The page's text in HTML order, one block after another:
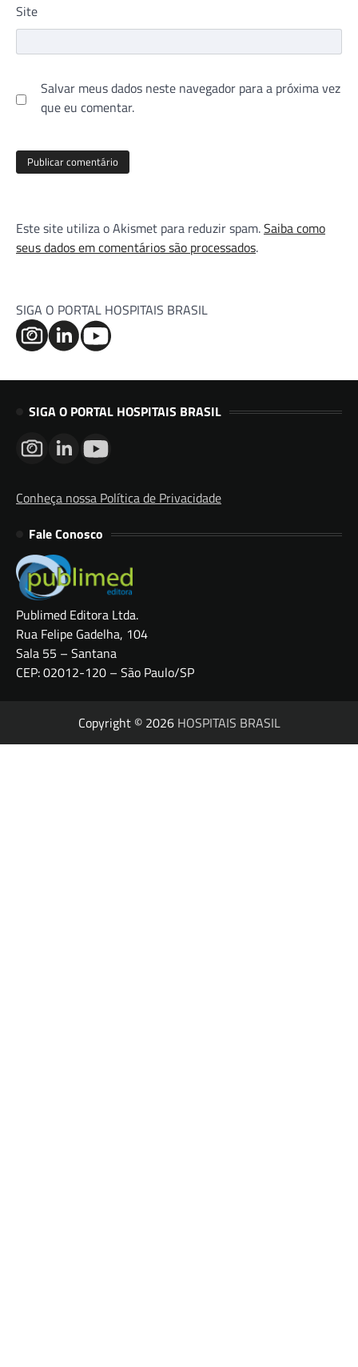
Site
Salvar meus dados neste navegador para a próxima vez
que eu comentar.
Este site utiliza o Akismet para reduzir spam.Saiba como
seus dados em comentários são processados.
SIGA O PORTAL HOSPITAIS BRASIL
SIGA O PORTAL HOSPITAIS BRASIL
Conheça nossa Política de Privacidade
Fale Conosco
Publimed Editora Ltda.
Rua Felipe Gadelha, 104
Sala 55 – Santana
CEP: 02012-120 – São Paulo/SP
Copyright © 2026 HOSPITAIS BRASIL